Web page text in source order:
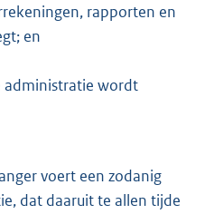
rapporten en
en
administratie wordt
voert een zodanig
dat daaruit te allen tijde